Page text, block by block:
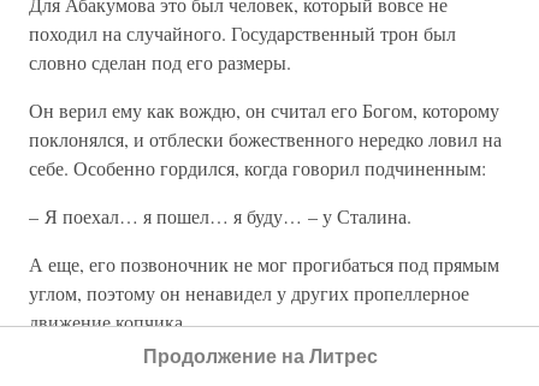
походил на случайного. Государственный трон был
словно сделан под его размеры.
Он верил ему как вождю, он считал его Богом, которому
поклонялся, и отблески божественного нередко ловил на
себе. Особенно гордился, когда говорил подчиненным:
– Я поехал… я пошел… я буду… – у Сталина.
А еще, его позвоночник не мог прогибаться под прямым
углом, поэтому он ненавидел у других пропеллерное
движение копчика.
Все чаще и чаще Лаврентий Павлович фиксировал, что
Продолжение на Литрес